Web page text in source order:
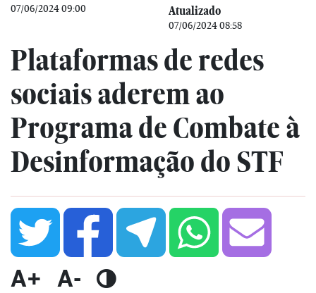
07/06/2024 09:00 Atualizado
07/06/2024 08:58
Plataformas de redes
sociais aderem ao
Programa de Combate à
Desinformação do STF
A+ A-